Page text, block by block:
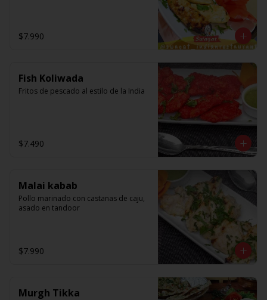
$7.990
Fish Koliwada
Fritos de pescado al estilo de la India
$7.490
Malai kabab
Pollo marinado con castanas de caju,
asado en tandoor
$7.990
Murgh Tikka